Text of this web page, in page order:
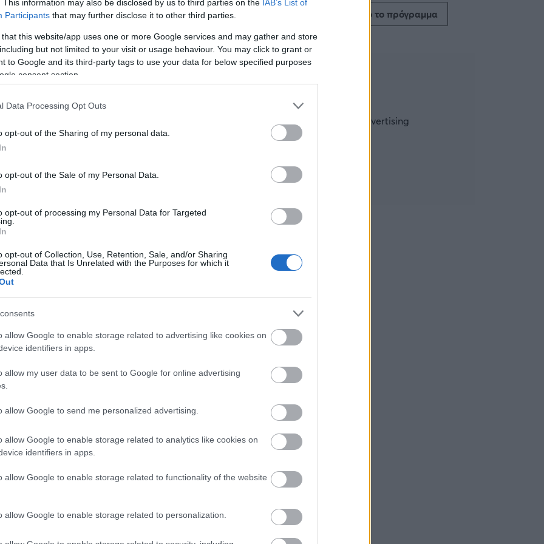
This information may also be disclosed by us to third parties on the IAB’s List of
Participants that may further disclose it to other third parties.
that this website/app uses one or more Google services and may gather and store
but not limited to your visit or usage behaviour. You may click to grant or
to Google and its third-party tags to use your data for below specified purposes
consent section.
Data Processing Opt Outs
opt-out of the Sharing of my personal data.
opt-out of the Sale of my Personal Data.
opt-out of processing my Personal Data for Targeted
opt-out of Collection, Use, Retention, Sale, and/or Sharing
Data that Is Unrelated with the Purposes for which it
allow Google to enable storage related to advertising like cookies on
identifiers in apps.
allow my user data to be sent to Google for online advertising
allow Google to send me personalized advertising.
allow Google to enable storage related to analytics like cookies on
identifiers in apps.
allow Google to enable storage related to functionality of the website
allow Google to enable storage related to personalization.
θέση ο Παναθηναϊκός με ρεκόρ 2-6
πιο φορμαρισμένη ομάδα τα πληρώνεις τα
έβαλαν τα σουτ. Δεν παίξαμε καλή άμυνα και
η επίθεση. Δε θα κρυφτώ, έχω το πιο μεγάλο
δεν ήμασταν καλοί στο αμυντικό κομμάτι, σε
Μάθε για όλους τουςlive αγώνες σήμερακαι
μέσα από το υπερπλήρες Πρόγραμμα TV του
Δείτε όλο το πρόγραμμα